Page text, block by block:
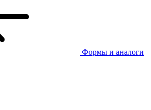
Формы и аналоги